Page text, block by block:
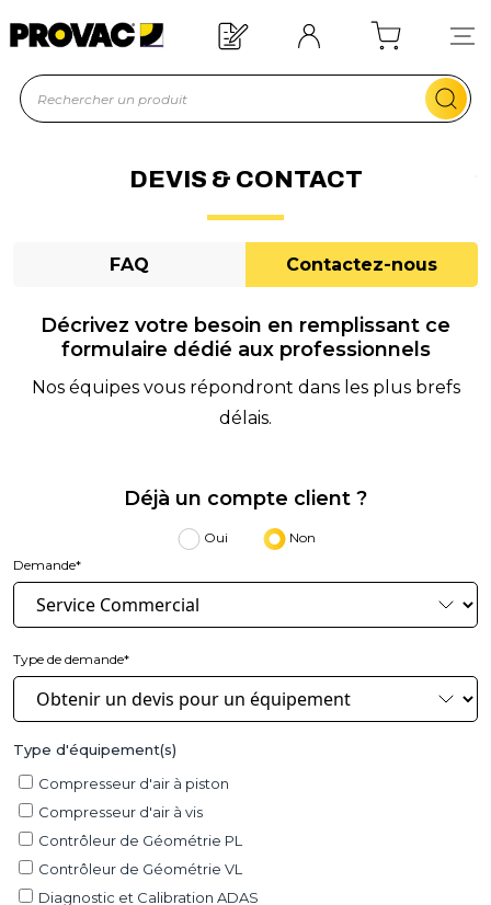
d'un équipement ?
DEVIS & CONTACT
FAQ Contactez-nous
Décrivez votre besoin en remplissant ce
formulaire dédié aux professionnels
Nos équipes vous répondront dans les plus brefs
délais.
Déjà un compte client ?
Oui
Non
Demande*
Type de demande*